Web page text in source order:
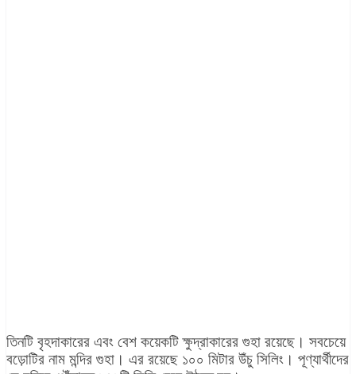
তিনটি বৃহদাকারের এবং বেশ কয়েকটি ক্ষুদ্রাকারের গুহা রয়েছে। সবচেয়ে
বড়োটির নাম মন্দির গুহা। এর রয়েছে ১০০ মিটার উঁচু সিলিং। পূণ্যার্থীদের